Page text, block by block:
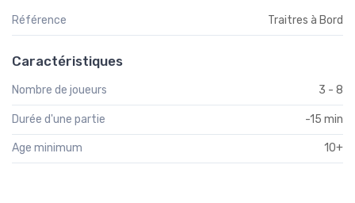
Référence Traitres à Bord
Caractéristiques
Nombre de joueurs 3 - 8
Durée d'une partie -15 min
Age minimum 10+